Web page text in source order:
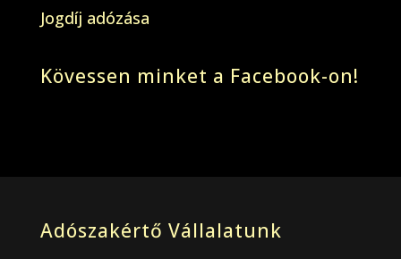
Jogdíj adózása
Kövessen minket a Facebook-on!
Adószakértő Vállalatunk